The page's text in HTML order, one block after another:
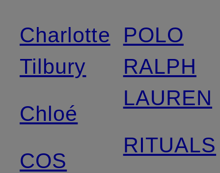
Charlotte
Tilbury
Chloé
COS
POLO
RALPH
LAUREN
RITUALS